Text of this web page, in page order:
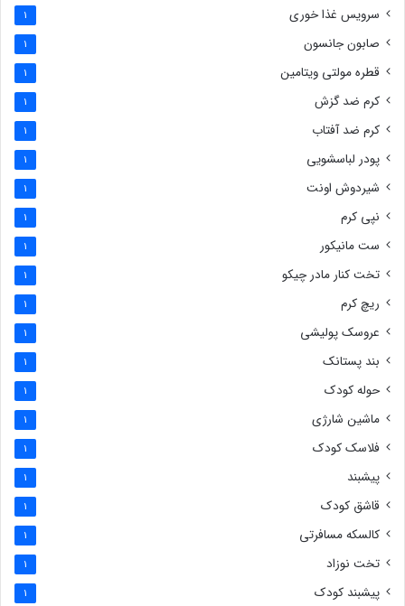
سرویس غذا خوری 1
صابون جانسون 1
قطره مولتی ویتامین 1
کرم ضد گزش 1
کرم ضد آفتاب 1
پودر لباسشویی 1
شیردوش اونت 1
نپی کرم 1
ست مانیکور 1
تخت کنار مادر چیکو 1
ریچ کرم 1
عروسک پولیشی 1
بند پستانک 1
حوله کودک 1
ماشین شارژی 1
فلاسک کودک 1
پیشبند 1
قاشق کودک 1
کالسکه مسافرتی 1
تخت نوزاد 1
پیشبند کودک 1